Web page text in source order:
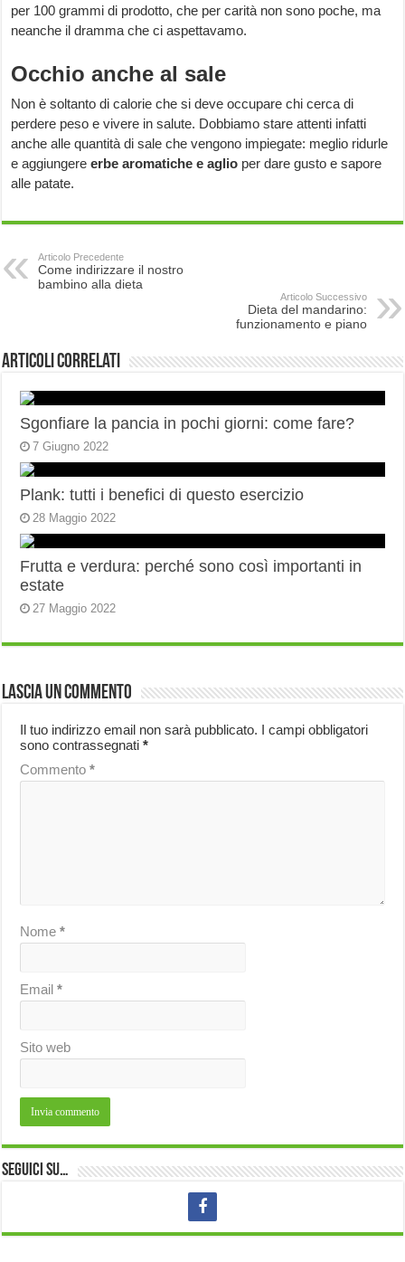
per 100 grammi di prodotto, che per carità non sono poche, ma
neanche il dramma che ci aspettavamo.
Occhio anche al sale
Non è soltanto di calorie che si deve occupare chi cerca di
perdere peso e vivere in salute. Dobbiamo stare attenti infatti
anche alle quantità di sale che vengono impiegate: meglio ridurle
e aggiungere erbe aromatiche e aglio per dare gusto e sapore
alle patate.
Articolo Precedente
Come indirizzare il nostro
bambino alla dieta
Articolo Successivo
Dieta del mandarino:
funzionamento e piano
Articoli correlati
Sgonfiare la pancia in pochi giorni: come fare?
7 Giugno 2022
Plank: tutti i benefici di questo esercizio
28 Maggio 2022
Frutta e verdura: perché sono così importanti in
estate
27 Maggio 2022
Lascia un commento
Il tuo indirizzo email non sarà pubblicato. I campi obbligatori
sono contrassegnati*
Commento*
Nome*
Email*
Sito web
Seguici su…